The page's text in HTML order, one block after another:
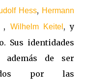
Hess, Hermann
, Wilhelm Keitel , y
Sus identidades
además de ser
por las